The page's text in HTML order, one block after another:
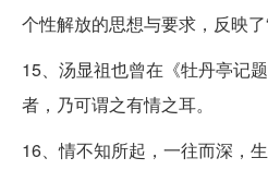
个性解放的思想与要求，反映了“
15、汤显祖也曾在《牡丹亭记
者，乃可谓之有情之耳。
16、情不知所起，一往而深，